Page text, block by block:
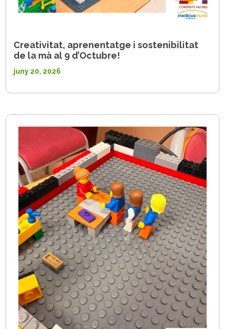
Creativitat, aprenentatge i sostenibilitat
de la mà al 9 d’Octubre!
juny 20, 2026